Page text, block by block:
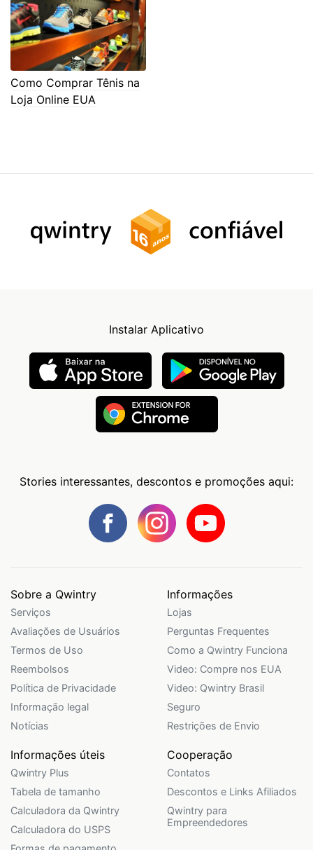
Como Comprar Tênis na
Loja Online EUA
Instalar Aplicativo
Stories interessantes, descontos e promoções aqui:
Sobre a Qwintry
Serviços
Avaliações de Usuários
Termos de Uso
Reembolsos
Política de Privacidade
Informação legal
Notícias
Informações
Lojas
Perguntas Frequentes
Como a Qwintry Funciona
Video: Compre nos EUA
Video: Qwintry Brasil
Seguro
Restrições de Envio
Informações úteis
Qwintry Plus
Tabela de tamanho
Calculadora da Qwintry
Calculadora do USPS
Cooperação
Contatos
Descontos e Links Afiliados
Qwintry para
Empreendedores